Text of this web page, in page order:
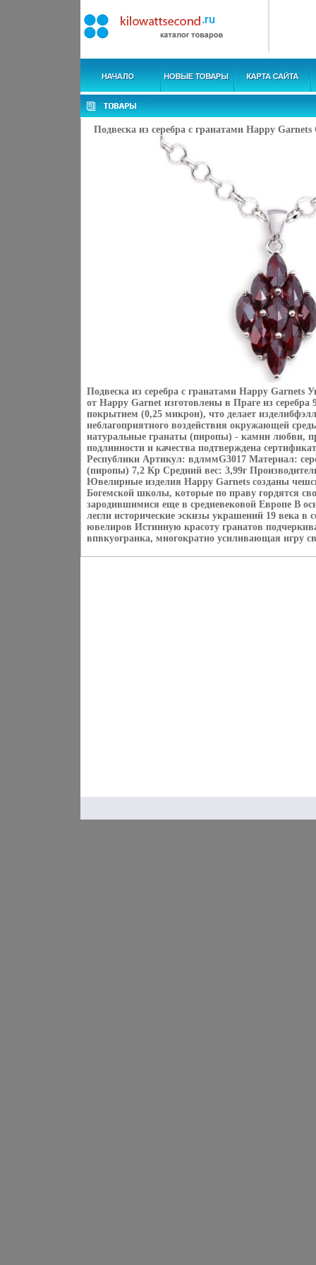
Подвеска из серебра с гранатами Happy Garnets
Подвеска из серебра с гранатами Happy Garnets
от Happy Garnet изготовлены в Праге из
покрытием (0,25 микрон), что делает
неблагоприятного воздействия окружающей
натуральные гранаты (пиропы) - камни любви,
подлинности и качества подтверждена
Республики Артикул: вдлммG3017 Материал:
(пиропы) 7,2 Кр Средний вес: 3,99г
Ювелирные изделия Happy Garnets созданы
Богемской школы, которые по праву гордятся
зародившимися еще в средневековой Европе В
легли исторические эскизы украшений 19 века в
ювелиров Истинную красоту гранатов
впвкуогранка, многократно усиливающая игру